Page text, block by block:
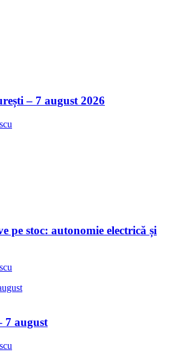
– 7 august 2026
pe stoc: autonomie electrică și
7 august